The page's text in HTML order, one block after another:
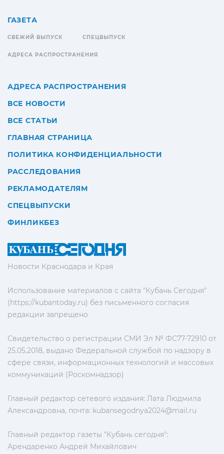
Новости Краснодара и Края
Использование материалов с сайта "Кубань Сегодня"
(https://kubantoday.ru) без письменного согласия
редакции запрещено
Свидетельство о регистрации СМИ Эл № ФС77-72910 от
25.05.2018, выдано Федеральной службой по надзору в
сфере связи, информационных технологий и массовых
коммуникаций (Роскомнадзор)
Главный редактор сетевого издания: Лата Людмила
Александровна, почта: kubansegodnya2024@mail.ru
Главный редактор газеты "Кубань сегодня":
Арендаренко Андрей Михайлович
ГАЗЕТА
СВЕЖИЙ ВЫПУСК СПЕЦВЫПУСК
АДРЕСА РАСПРОСТРАНЕНИЯ
АДРЕСА РАСПРОСТРАНЕНИЯ
ВСЕ НОВОСТИ
ВСЕ СТАТЬИ
ГЛАВНАЯ СТРАНИЦА
ПОЛИТИКА КОНФИДЕНЦИАЛЬНОСТИ
РАССЛЕДОВАНИЯ
РЕКЛАМОДАТЕЛЯМ
СПЕЦВЫПУСКИ
ФИНЛИКБЕЗ